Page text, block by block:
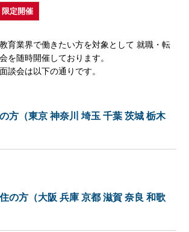
定開催
育業界で働きたい方を対象として 就職・転
を随時開催しております。
談会は以下の通りです。
方（東京 神奈川 埼玉 千葉 茨城 栃木
の方（大阪 兵庫 京都 滋賀 奈良 和歌